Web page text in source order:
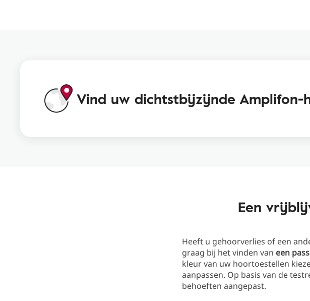
Vind uw dichtstbijzijnde Amplifon-
Een
Heeft u gehoorverlies of een
graag bij het vinden van een
kleur van uw hoortoestellen
aanpassen. Op basis van de
behoeften aangepast.